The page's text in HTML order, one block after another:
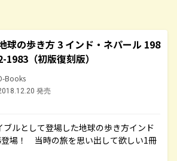
球の歩き方 3 インド・ネパール 198
1983（初版復刻版）
Books
発売
ルとして登場した地球の歩き方インド
場！ 当時の旅を思い出して欲しい1冊